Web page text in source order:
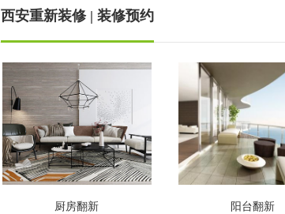
西安重新装修 | 装修预约
厨房翻新 阳台翻新